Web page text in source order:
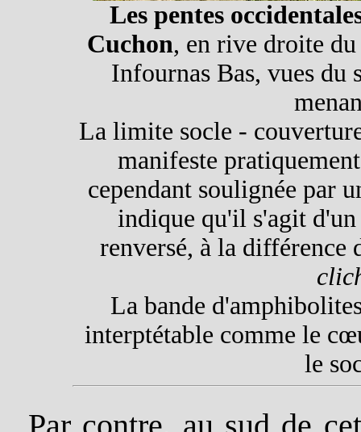
Les pentes
Cuchon, en rive droite
Infournas Bas, vues du
La limite socle -
manifeste
cependant soulignée par
indique qu'il s'agit
renversé, à la différence
La bande
interptétable comme le
le